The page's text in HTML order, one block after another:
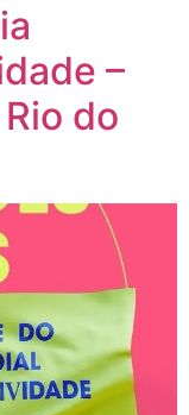
–
do